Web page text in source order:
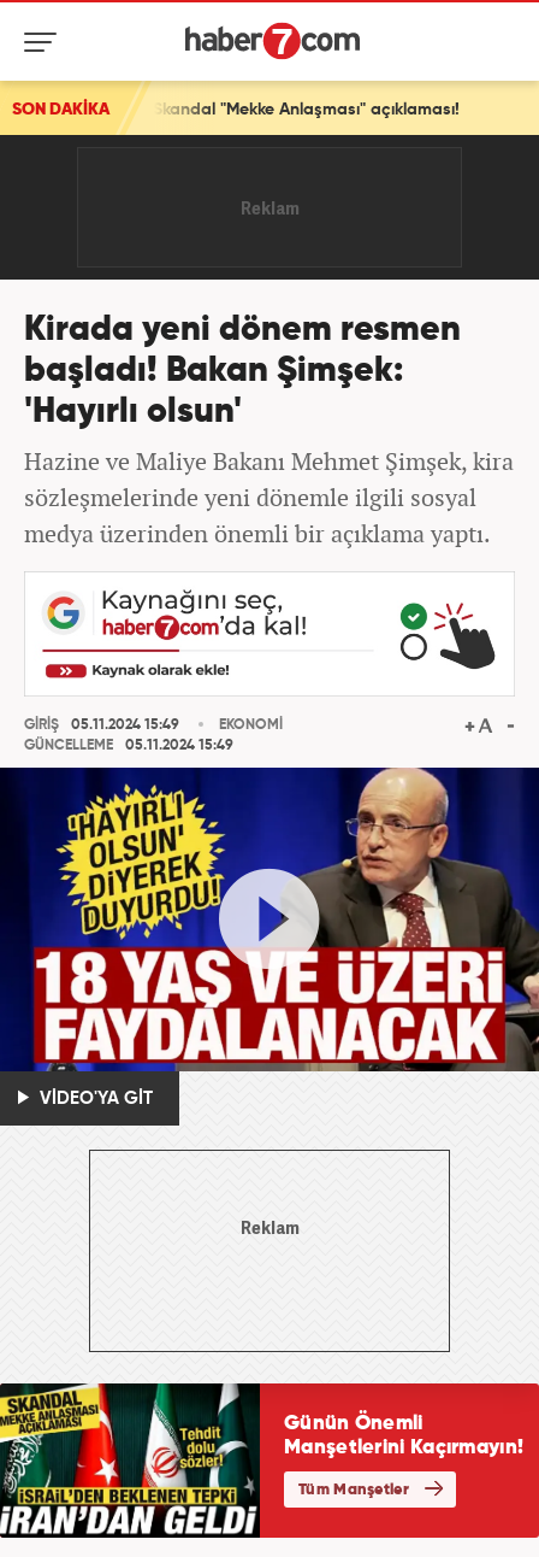
SON DAKİKA
Skandal "Mekke Anlaşması" açıklaması!
Kirada yeni dönem resmen
başladı! Bakan Şimşek:
'Hayırlı olsun'
Hazine ve Maliye Bakanı Mehmet Şimşek, kira
sözleşmelerinde yeni dönemle ilgili sosyal
medya üzerinden önemli bir açıklama yaptı.
GİRİŞ
05.11.2024 15:49
GÜNCELLEME
05.11.2024 15:49
EKONOMİ
VİDEO'YA GİT